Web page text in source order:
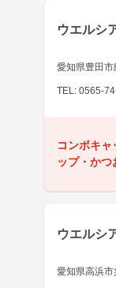
ウエルシ
愛知県豊田市
TEL: 0565-
コンボキ
ップ・か
ウエルシ
愛知県高浜